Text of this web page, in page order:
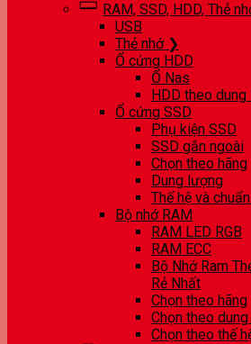
RAM, SSD, HDD, Thẻ
USB
Thẻ nhớ ❯
Ổ cứng HDD
Ổ Nas
HDD theo
Ổ cứng SSD
Phụ kiện SSD
SSD gắn ngoài
Chọn theo hãng
Dung lượng
Thế hệ và
Bộ nhớ RAM
RAM LED RGB
RAM ECC
Bộ Nhớ Ram
Rẻ Nhất
Chọn theo hãng
Chọn theo
Chọn theo thế